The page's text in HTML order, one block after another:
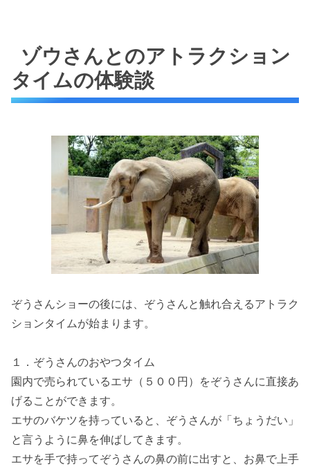
ゾウさんとのアトラクション
タイムの体験談
ぞうさんショーの後には、ぞうさんと触れ合えるアトラク
ションタイムが始まります。
１．ぞうさんのおやつタイム
園内で売られているエサ（５００円）をぞうさんに直接あ
げることができます。
エサのバケツを持っていると、ぞうさんが「ちょうだい」
と言うように鼻を伸ばしてきます。
エサを手で持ってぞうさんの鼻の前に出すと、お鼻で上手